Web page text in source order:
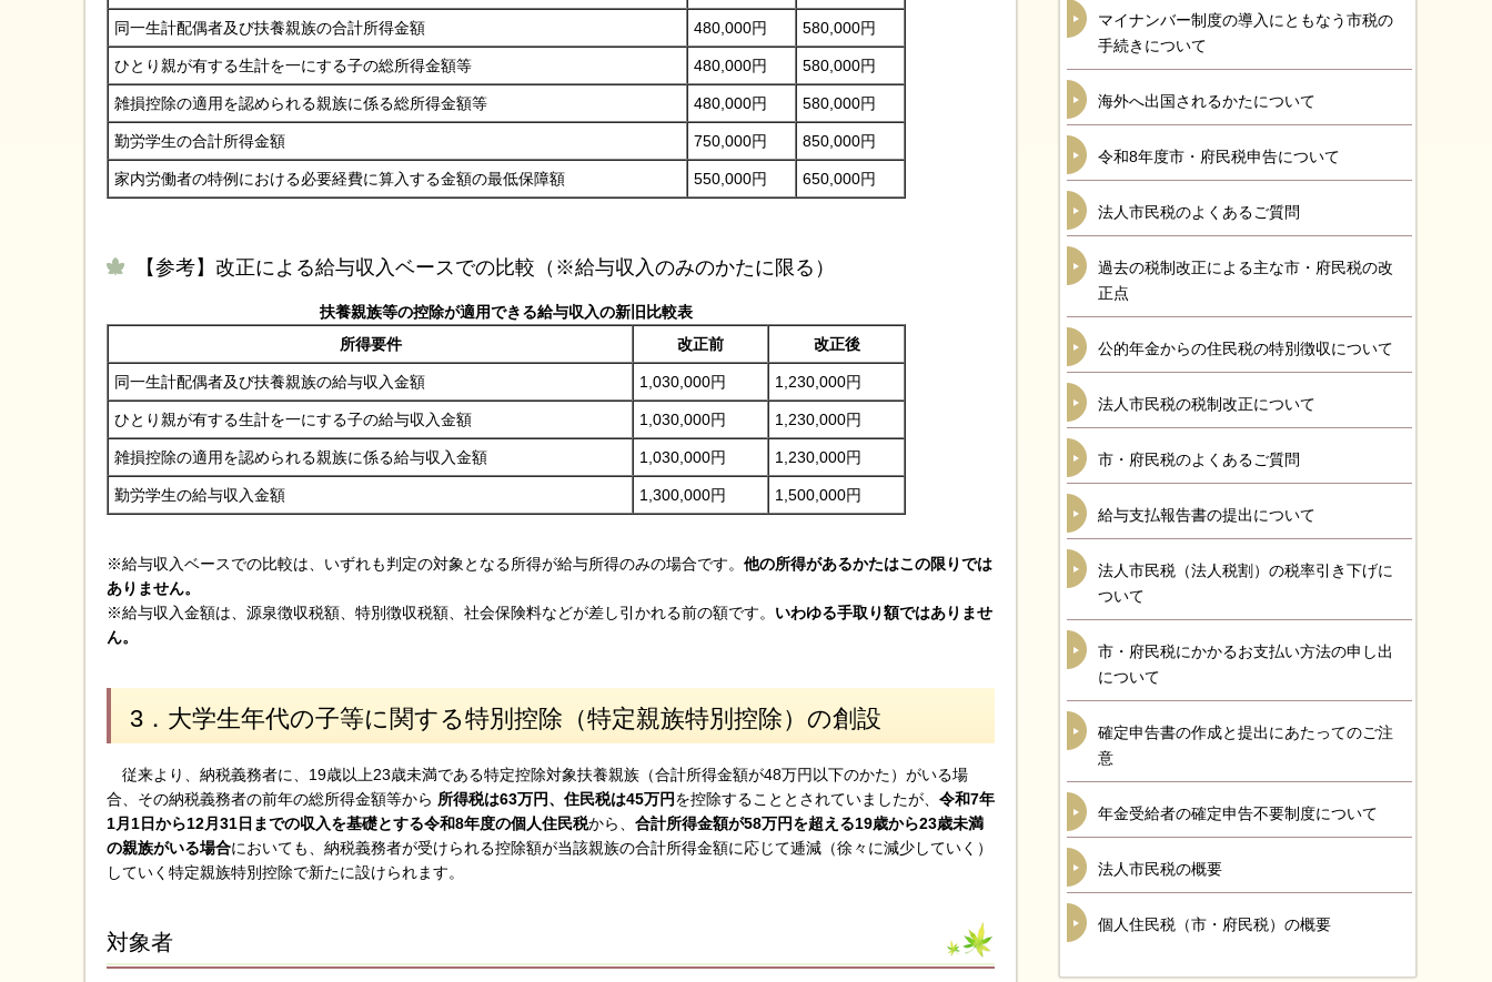
同一生計配偶者及び扶養親族の合計所得金額 480,000円 580,000円
ひとり親が有する生計を一にする子の総所得金額等 480,000円 580,000円
雑損控除の適用を認められる親族に係る総所得金額等 480,000円 580,000円
勤労学生の合計所得金額 750,000円 850,000円
家内労働者の特例における必要経費に算入する金額の最低保障額 550,000円 650,000円
【参考】改正による給与収入ベースでの比較（※給与収入のみのかたに限る）
扶養親族等の控除が適用できる給与収入の新旧比較表
所得要件
改正前 改正後
同一生計配偶者及び扶養親族の給与収入金額 1,030,000円 1,230,000円
ひとり親が有する生計を一にする子の給与収入金額 1,030,000円 1,230,000円
雑損控除の適用を認められる親族に係る給与収入金額 1,030,000円 1,230,000円
勤労学生の給与収入金額 1,300,000円 1,500,000円
※給与収入ベースでの比較は、いずれも判定の対象となる所得が給与所得のみの場合です。 他の所得があるかたはこの限りでは
ありません。
※給与収入金額は、源泉徴収税額、特別徴収税額、社会保険料などが差し引かれる前の額です。 いわゆる手取り額ではありませ
ん。
3．大学生年代の子等に関する特別控除（特定親族特別控除）の創設
従来より、納税義務者に、19歳以上23歳未満である特定控除対象扶養親族（合計所得金額が48万円以下のかた）がいる場
合、その納税義務者の前年の総所得金額等から 所得税は63万円、住民税は45万円を控除することとされていましたが、 令和7年
1月1日から12月31日までの収入を基礎とする令和8年度の個人住民税から、 合計所得金額が58万円を超える19歳から23歳未満
の親族がいる場合においても、納税義務者が受けられる控除額が当該親族の合計所得金額に応じて逓減（徐々に減少していく）
していく特定親族特別控除で新たに設けられます。
対象者
マイナンバー制度の導入にともなう市税の
手続きについて
海外へ出国されるかたについて
令和8年度市・府民税申告について
法人市民税のよくあるご質問
過去の税制改正による主な市・府民税の改
正点
公的年金からの住民税の特別徴収について
法人市民税の税制改正について
市・府民税のよくあるご質問
給与支払報告書の提出について
法人市民税（法人税割）の税率引き下げに
ついて
市・府民税にかかるお支払い方法の申し出
について
確定申告書の作成と提出にあたってのご注
意
年金受給者の確定申告不要制度について
法人市民税の概要
個人住民税（市・府民税）の概要